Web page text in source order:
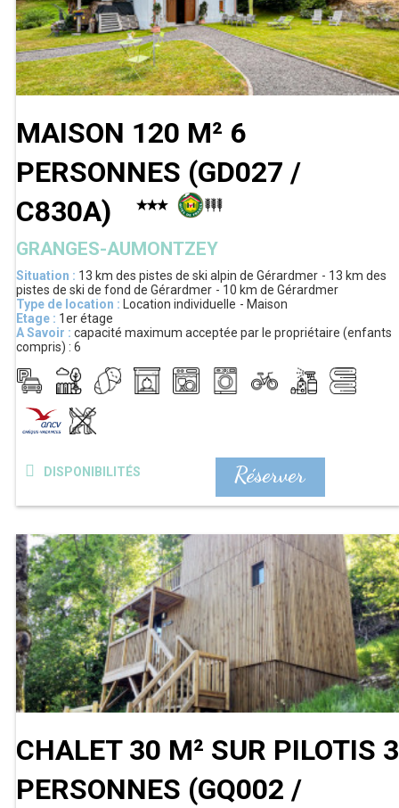
MAISON 120 M² 6
PERSONNES (GD027 /
C830A)
GRANGES-AUMONTZEY
Situation : 13 km des pistes de ski alpin de Gérardmer 13 km des
pistes de ski de fond de Gérardmer
10 km de Gérardmer
Type de location : Location individuelle
Maison
Etage : 1er étage
A Savoir : capacité maximum acceptée par le propriétaire (enfants
compris) : 6
Réserver
DISPONIBILITÉS
CHALET 30 M² SUR PILOTIS 3
PERSONNES (GQ002 /